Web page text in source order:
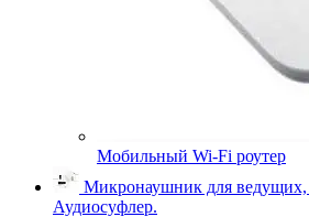
Мобильный Wi-Fi роутер
Микронаушник для ведущих,
Аудиосуфлер.